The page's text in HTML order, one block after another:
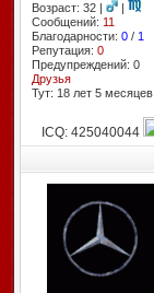
Возраст: 32 |
|
Сообщений: 11
Благодарности: 0/ 1
Репутация: 0
Предупреждений: 0
Друзья
Тут: 18 лет 5 месяцев
ICQ: 425040044